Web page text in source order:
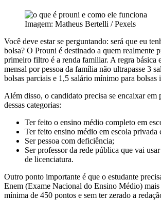
Imagem: Matheus Bertelli / Pexels
Você deve estar se perguntando: será que eu
bolsa? O Prouni é destinado a quem realmente
primeiro filtro é a renda familiar. A regra básica
mensal por pessoa da família não ultrapasse 3
bolsas parciais e 1,5 salário mínimo para bolsas
Além disso, o candidato precisa se encaixar em
dessas categorias:
Ter feito o ensino médio completo em
Ter feito ensino médio em escola privada
Ser pessoa com deficiência;
Ser professor da rede pública que vai
de licenciatura.
Outro ponto importante é que o estudante
Enem (Exame Nacional do Ensino Médio) mais
mínima de 450 pontos e sem ter zerado a